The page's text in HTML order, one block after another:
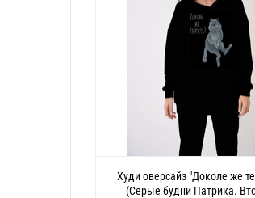
Худи оверсайз "Доколе же
(Серые будни Патрика.